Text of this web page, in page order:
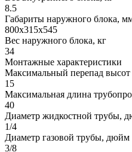
8.5
Габариты наружного блока,
800x315x545
Вес наружного блока, кг
34
Монтажные характеристики
Максимальный перепад
15
Максимальная длина
40
Диаметр жидкостной трубы,
1/4
Диаметр газовой трубы, дюйм
3/8